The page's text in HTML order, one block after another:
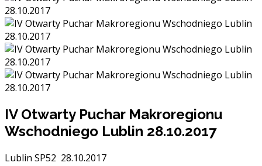
IV Otwarty Puchar Makroregionu
Wschodniego Lublin 28.10.2017
Lublin SP52 28.10.2017